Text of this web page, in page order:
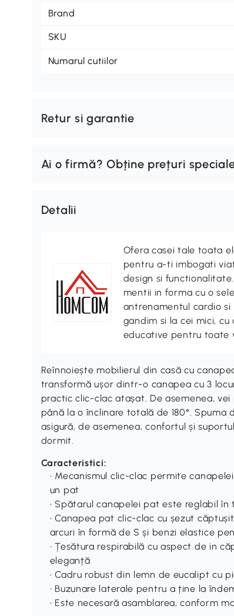
Brand
SKU
Numarul cutiilor
Retur si garantie
Ai o firmă? Obține prețuri
Detalii
Ofera casei tale toata
pentru a-ti imbogati
design si
mentii in forma cu o
antrenamentul cardio si
gandim si la cei mici,
educative pentru toate
Reînnoiește mobilierul din casă cu
transformă ușor dintr-o canapea cu 3
practic clic-clac atașat. De asemenea,
până la o înclinare totală de 180°.
asigură, de asemenea, confortul și
dormit.
Caracteristici:
• Mecanismul clic-clac permite
un pat
• Spătarul canapelei pat este reglabil în
• Canapea pat clic-clac cu șezut
arcuri în formă de S și benzi elastice
• Țesătura respirabilă cu aspect de in
eleganță
• Cadru robust din lemn de eucalipt cu
• Buzunare laterale pentru a ține la
• Este necesară asamblarea, conform